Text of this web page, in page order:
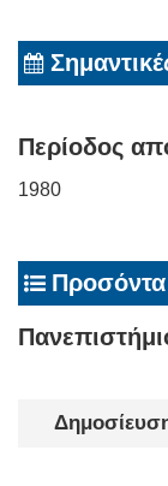
Περίοδος
1980
Προσόντα